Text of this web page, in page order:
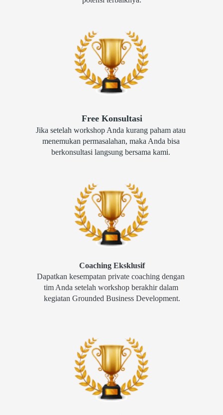
Free Konsultasi
Jika setelah workshop Anda kurang paham atau
menemukan permasalahan, maka Anda bisa
berkonsultasi langsung bersama kami.
Coaching Eksklusif
Dapatkan kesempatan private coaching dengan
tim Anda setelah workshop berakhir dalam
kegiatan Grounded Business Development.